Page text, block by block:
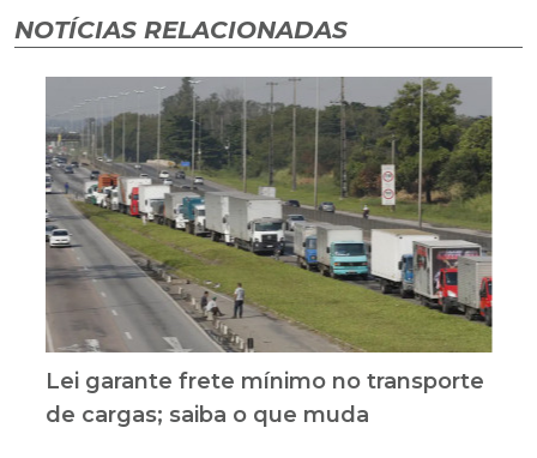
NOTÍCIAS RELACIONADAS
Lei garante frete mínimo no transporte
de cargas; saiba o que muda